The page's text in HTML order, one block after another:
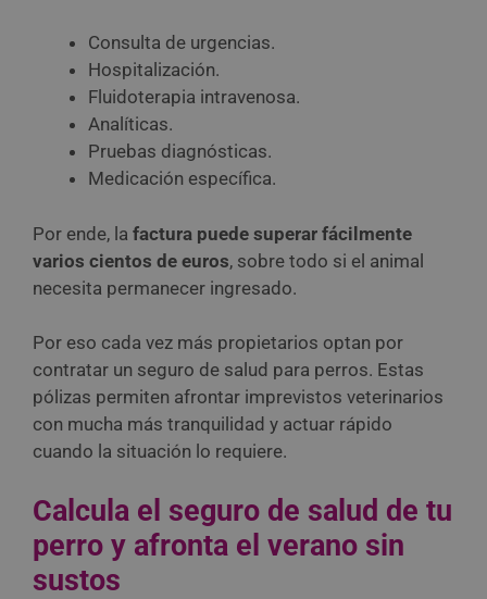
Consulta de urgencias.
Hospitalización.
Fluidoterapia intravenosa.
Analíticas.
Pruebas diagnósticas.
Medicación específica.
Por ende, la factura puede superar fácilmente
varios cientos de euros, sobre todo si el animal
necesita permanecer ingresado.
Por eso cada vez más propietarios optan por
contratar un seguro de salud para perros. Estas
pólizas permiten afrontar imprevistos veterinarios
con mucha más tranquilidad y actuar rápido
cuando la situación lo requiere.
Calcula el seguro de salud de tu
perro y afronta el verano sin
sustos